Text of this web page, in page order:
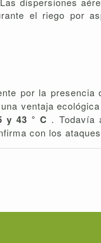
el riego por
por la
ventaja
y 43 ° C . Todavía
con los